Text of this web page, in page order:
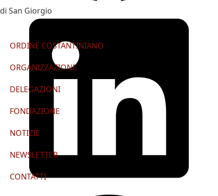
di San Giorgio
ORDINE COSTANTINIANO
ORGANIZZAZIONE
DELEGAZIONI
FONDAZIONE
NOTIZIE
NEWSLETTER
CONTATTI